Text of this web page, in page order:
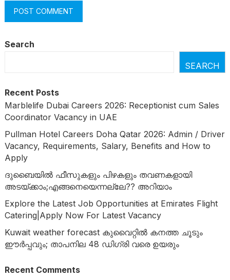
Search
SEARCH
Recent Posts
Marblelife Dubai Careers 2026: Receptionist cum Sales
Coordinator Vacancy in UAE
Pullman Hotel Careers Doha Qatar 2026: Admin / Driver
Vacancy, Requirements, Salary, Benefits and How to
Apply
ദുബൈയില്‍ ഫീസുകളും പിഴകളും തവണകളായി
അടയ്ക്കാം;എങ്ങനെയെന്നല്ലേ?? അറിയാം
Explore the Latest Job Opportunities at Emirates Flight
Catering|Apply Now For Latest Vacancy
Kuwait weather forecast കുവൈറ്റിൽ കനത്ത ചൂടും
ഈർപ്പവും; താപനില 48 ഡിഗ്രി വരെ ഉയരും
Recent Comments